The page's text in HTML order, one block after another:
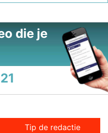
die je
Tip de redactie